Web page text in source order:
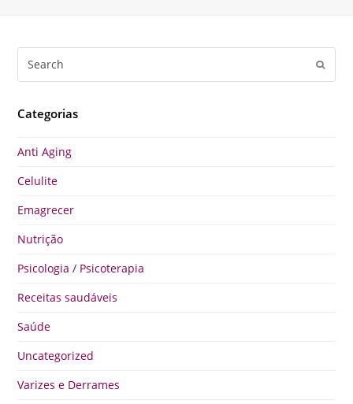
Categorias
Anti Aging
Celulite
Emagrecer
Nutrição
Psicologia / Psicoterapia
Receitas saudáveis
Saúde
Uncategorized
Varizes e Derrames